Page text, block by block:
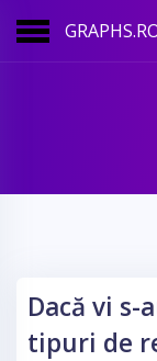
Dacă vi
tipuri de